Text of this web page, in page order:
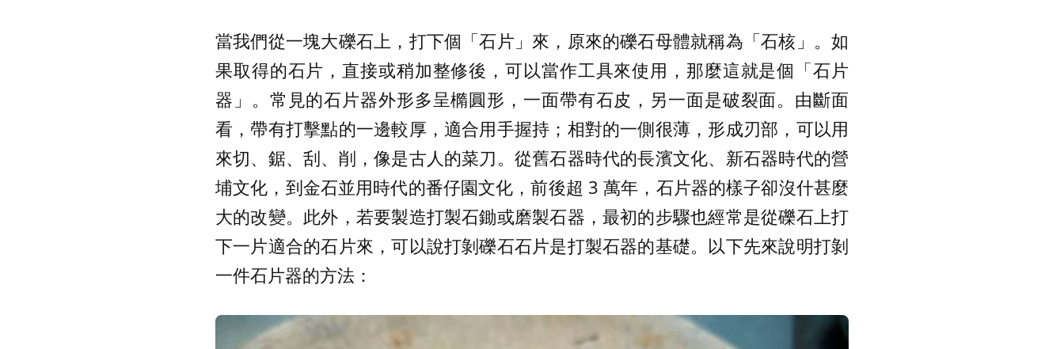
當我們從一塊大礫石上，打下個「石片」來，原來的礫石母體就稱為「石核」。如
果取得的石片，直接或稍加整修後，可以當作工具來使用，那麼這就是個「石片
器」。常見的石片器外形多呈橢圓形，一面帶有石皮，另一面是破裂面。由斷面
看，帶有打擊點的一邊較厚，適合用手握持；相對的一側很薄，形成刃部，可以用
來切、鋸、刮、削，像是古人的菜刀。從舊石器時代的長濱文化、新石器時代的營
埔文化，到金石並用時代的番仔園文化，前後超 3 萬年，石片器的樣子卻沒什甚麼
大的改變。此外，若要製造打製石鋤或磨製石器，最初的步驟也經常是從礫石上打
下一片適合的石片來，可以說打剝礫石石片是打製石器的基礎。以下先來說明打剝
一件石片器的方法：